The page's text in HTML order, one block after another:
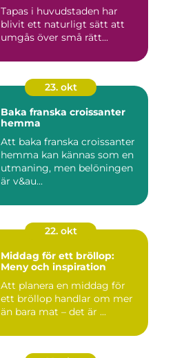
Tapas i huvudstaden har
blivit ett naturligt sätt att
umgås över små rätt...
23. okt
Baka franska croissanter
hemma
Att baka franska croissanter
hemma kan kännas som en
utmaning, men belöningen
är v&au...
22. okt
Middag för ett bröllop:
Meny och inspiration
Att planera en middag för
ett bröllop handlar om mer
än bara mat – det är ...